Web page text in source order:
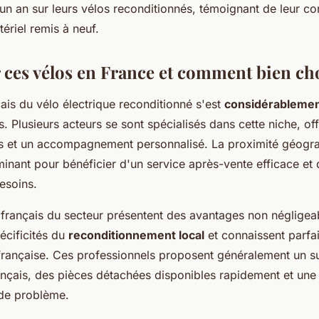
an sur leurs vélos reconditionnés, témoignant de leur
remis à neuf.
vélos en France et comment bien
du vélo électrique reconditionné s'est
Plusieurs acteurs se sont spécialisés dans cette niche,
et un accompagnement personnalisé. La proximité
pour bénéficier d'un service après-vente efficace et
du secteur présentent des avantages non
du reconditionnement local et connaissent
Ces professionnels proposent généralement un
des pièces détachées disponibles rapidement et
problème.